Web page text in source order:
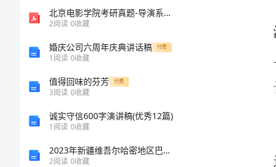
北京电影学院考研真题-导演系电影导演创作
2阅读 0收藏
婚庆公司六周年庆典讲话稿 付费
1阅读 0收藏
值得回味的芬芳 付费
3阅读 0收藏
诚实守信600字演讲稿(优秀12篇)
1阅读 0收藏
2023年新疆维吾尔哈密地区巴里坤哈萨克自治县试验检测师之交通工程考试题库精品（巩固）
2阅读 0收藏